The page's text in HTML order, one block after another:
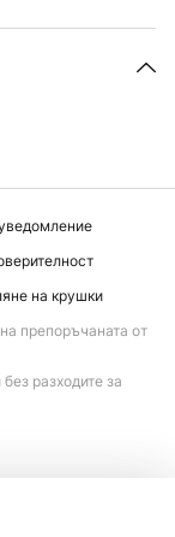
на крушки
препоръчаната от
разходите за